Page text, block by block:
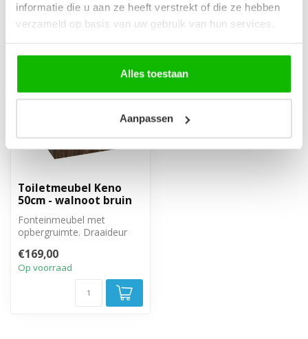
informatie die u aan ze heeft verstrekt of die ze hebben
verzameld op basis van uw gebruik van hun services.
Alles toestaan
Aanpassen
Toiletmeubel Keno
50cm - walnoot bruin
Fonteinmeubel met
opbergruimte. Draaideur
€169,00
Op voorraad